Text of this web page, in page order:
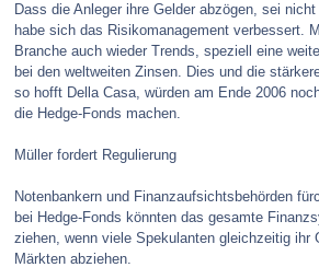
Dass die Anleger ihre Gelder abzögen, sei
habe sich das Risikomanagement verbessert.
Branche auch wieder Trends, speziell eine
bei den weltweiten Zinsen. Dies und die
so hofft Della Casa, würden am Ende 2006
die Hedge-Fonds machen.
Müller fordert Regulierung
Notenbankern und Finanzaufsichtsbehörden
bei Hedge-Fonds könnten das gesamte
ziehen, wenn viele Spekulanten gleichzeitig ihr
Märkten abziehen.